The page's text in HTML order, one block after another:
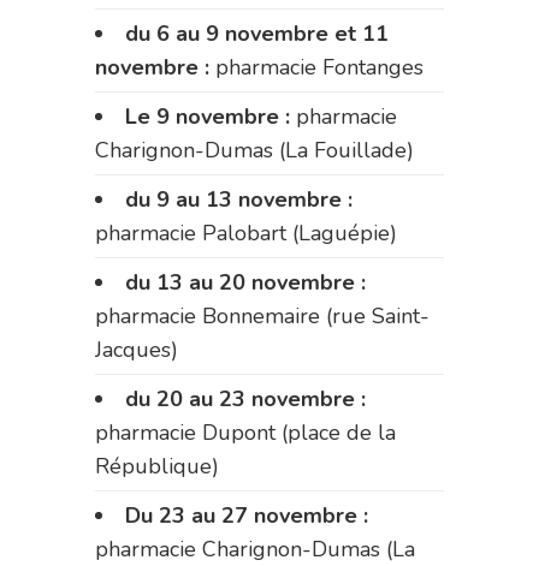
du 6 au 9 novembre et 11
novembre : pharmacie Fontanges
Le 9 novembre : pharmacie
Charignon-Dumas (La Fouillade)
du 9 au 13 novembre :
pharmacie Palobart (Laguépie)
du 13 au 20 novembre :
pharmacie Bonnemaire (rue Saint-
Jacques)
du 20 au 23 novembre :
pharmacie Dupont (place de la
République)
Du 23 au 27 novembre :
pharmacie Charignon-Dumas (La